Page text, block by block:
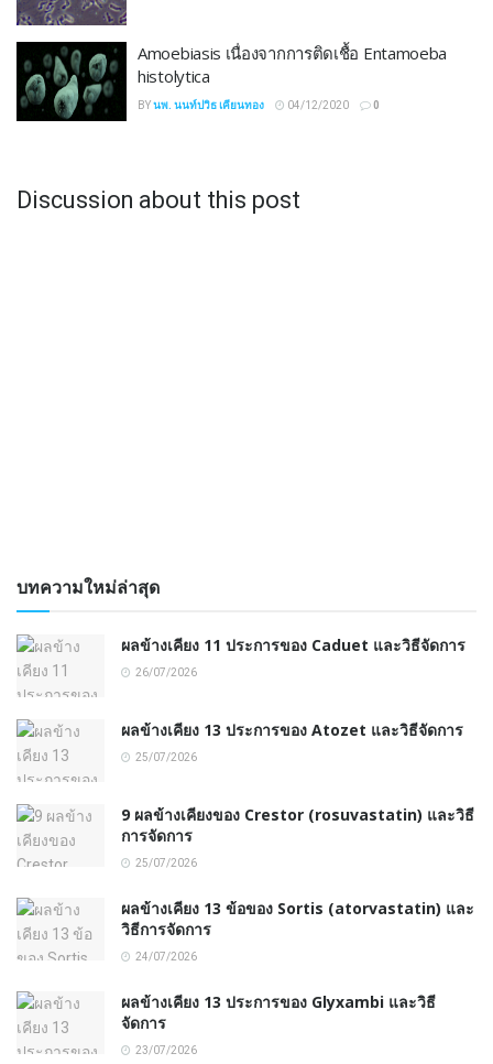
Amoebiasis เนื่องจากการติดเชื้อ Entamoeba
histolytica
BYนพ. นนท์ปวิธ เคียนทอง 04/12/2020 0
Discussion about this post
บทความใหม่ล่าสุด
ผลข้างเคียง 11 ประการของ Caduet และวิธีจัดการ
26/07/2026
ผลข้างเคียง 13 ประการของ Atozet และวิธีจัดการ
25/07/2026
9 ผลข้างเคียงของ Crestor (rosuvastatin) และวิธี
การจัดการ
25/07/2026
ผลข้างเคียง 13 ข้อของ Sortis (atorvastatin) และ
วิธีการจัดการ
24/07/2026
ผลข้างเคียง 13 ประการของ Glyxambi และวิธี
จัดการ
23/07/2026